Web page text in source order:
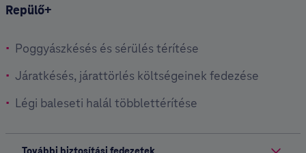
Repülő+
Poggyászkésés és sérülés térítése
Járatkésés, járattörlés költségeinek fedezése
Légi baleseti halál többlettérítése